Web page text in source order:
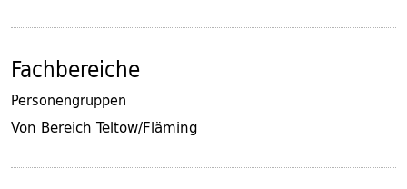
Fachbereiche
Personengruppen
Von Bereich Teltow/Fläming